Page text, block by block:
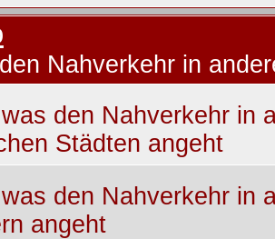
Nahverkehr in
den Nahverkehr in
Städten angeht
den Nahverkehr in
angeht